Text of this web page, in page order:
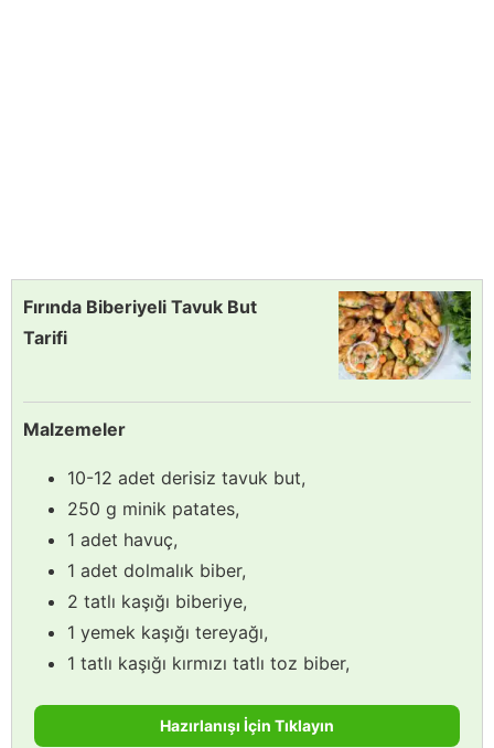
Fırında Biberiyeli Tavuk But
Tarifi
Malzemeler
10-12 adet derisiz tavuk but,
250 g minik patates,
1 adet havuç,
1 adet dolmalık biber,
2 tatlı kaşığı biberiye,
1 yemek kaşığı tereyağı,
1 tatlı kaşığı kırmızı tatlı toz biber,
Hazırlanışı İçin Tıklayın